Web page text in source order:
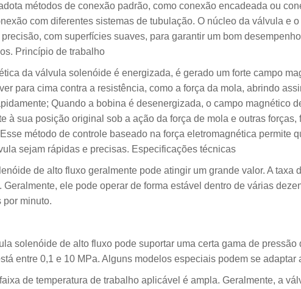
métodos de conexão padrão, como conexão encadeada ou
com diferentes sistemas de tubulação. O núcleo da válvula e
com superfícies suaves, para garantir um bom
Princípio de trabalho
da válvula solenóide é energizada, é gerado um forte campo
para cima contra a resistência, como a força da mola, abrindo
Quando a bobina é desenergizada, o campo magnético
à sua posição original sob a ação da força de mola e outras forças,
método de controle baseado na força eletromagnética permite
sejam rápidas e precisas. Especificações técnicas
de alto fluxo geralmente pode atingir um grande valor. A taxa
ele pode operar de forma estável dentro de várias
por minuto.
solenóide de alto fluxo pode suportar uma certa gama de pressão
entre 0,1 e 10 MPa. Alguns modelos especiais podem se adaptar
de temperatura de trabalho aplicável é ampla. Geralmente, a